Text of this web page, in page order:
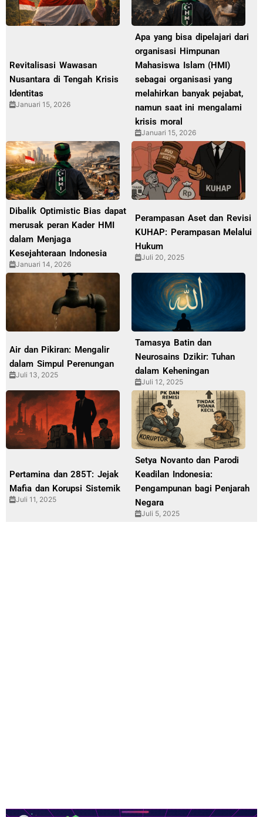
Revitalisasi Wawasan
Nusantara di Tengah Krisis
Identitas
Januari 15, 2026
Apa yang bisa dipelajari dari
organisasi Himpunan
Mahasiswa Islam (HMI)
sebagai organisasi yang
melahirkan banyak pejabat,
namun saat ini mengalami
krisis moral
Januari 15, 2026
Dibalik Optimistic Bias dapat
merusak peran Kader HMI
dalam Menjaga
Kesejahteraan Indonesia
Januari 14, 2026
Perampasan Aset dan Revisi
KUHAP: Perampasan Melalui
Hukum
Juli 20, 2025
Air dan Pikiran: Mengalir
dalam Simpul Perenungan
Juli 13, 2025
Tamasya Batin dan
Neurosains Dzikir: Tuhan
dalam Keheningan
Juli 12, 2025
Pertamina dan 285T: Jejak
Mafia dan Korupsi Sistemik
Juli 11, 2025
Setya Novanto dan Parodi
Keadilan Indonesia:
Pengampunan bagi Penjarah
Negara
Juli 5, 2025